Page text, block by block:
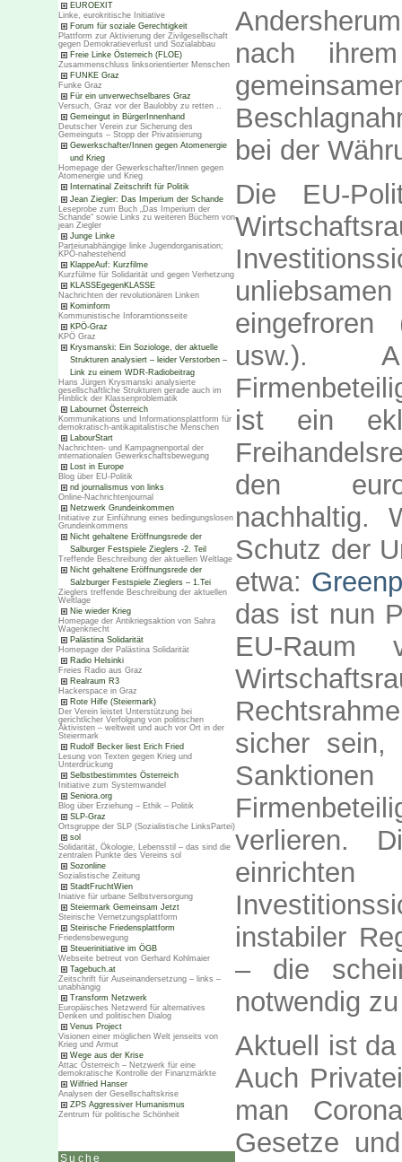
EUROEXIT
Linke, eurokritische Initiative
Forum für soziale Gerechtigkeit
Plattform zur Aktivierung der Zivilgesellschaft
gegen Demokratieverlust und Sozialabbau
Freie Linke Österreich (FLOE)
Zusammenschluss linksorientierter Menschen
FUNKE Graz
Funke Graz
Für ein unverwechselbares Graz
Versuch, Graz vor der Baulobby zu retten ..
Gemeingut in BürgerInnenhand
Deutscher Verein zur Sicherung des
Gemeinguts – Stopp der Privatisierung
Gewerkschafter/Innen gegen Atomenergie
und Krieg
Homepage der Gewerkschafter/Innen gegen
Atomenergie und Krieg
Internatinal Zeitschrift für Politik
Jean Ziegler: Das Imperium der Schande
Leseprobe zum Buch „Das Imperium der
Schande“ sowie Links zu weiteren Büchern von
jean Ziegler
Junge Linke
Parteiunabhängige linke Jugendorganisation;
KPÖ-nahestehend
KlappeAuf: Kurzfilme
Kurzfülme für Solidarität und gegen Verhetzung
KLASSEgegenKLASSE
Nachrichten der revolutionären Linken
Kominform
Kommunistische Inforamtionsseite
KPÖ-Graz
KPÖ Graz
Krysmanski: Ein Soziologe, der aktuelle
Strukturen analysiert – leider Verstorben –
Link zu einem WDR-Radiobeitrag
Hans Jürgen Krysmanski analysierte
gesellschaftliche Strukturen gerade auch im
Hinblick der Klassenproblematik
Labournet Österreich
Kommunikations und Informationsplattform für
demokratisch-antikapitalistische Menschen
LabourStart
Nachrichten- und Kampagnenportal der
internationalen Gewerkschaftsbewegung
Lost in Europe
Blog über EU-Politik
nd journalismus von links
Online-Nachrichtenjournal
Netzwerk Grundeinkommen
Initiative zur Einführung eines bedingungslosen
Grundeinkommens
Nicht gehaltene Eröffnungsrede der
Salburger Festspiele Zieglers -2. Teil
Treffende Beschreibung der aktuellen Weltlage
Nicht gehaltene Eröffnungsrede der
Salzburger Festspiele Zieglers – 1.Tei
Zieglers treffende Beschreibung der aktuellen
Weltlage
Nie wieder Krieg
Homepage der Antikriegsaktion von Sahra
Wagenknecht
Palästina Solidarität
Homepage der Palästina Solidarität
Radio Helsinki
Freies Radio aus Graz
Realraum R3
Hackerspace in Graz
Rote Hilfe (Steiermark)
Der Verein leistet Unterstützung bei
gerichtlicher Verfolgung von politischen
Aktivisten – weltweit und auch vor Ort in der
Steiermark
Rudolf Becker liest Erich Fried
Lesung von Texten gegen Krieg und
Unterdrückung
Selbstbestimmtes Österreich
Initiative zum Systemwandel
Seniora.org
Blog über Erziehung – Ethik – Politik
SLP-Graz
Ortsgruppe der SLP (Sozialistische LinksPartei)
sol
Solidarität, Ökologie, Lebensstil – das sind die
zentralen Punkte des Vereins sol
Sozonline
Sozialistische Zeitung
StadtFruchtWien
Iniative für urbane Selbstversorgung
Steiermark Gemeinsam Jetzt
Steirische Vernetzungsplattform
Steirische Friedensplattform
Friedensbewegung
Steuerinitiative im ÖGB
Webseite betreut von Gerhard Kohlmaier
Tagebuch.at
Zeitschrift für Auseinandersetzung – links –
unabhängig
Transform Netzwerk
Europäisches Netzwerd für alternatives
Denken und politischen Dialog
Venus Project
Visionen einer möglichen Welt jenseits von
Krieg und Armut
Wege aus der Krise
Attac Österreich – Netzwerk für eine
demokratische Kontrolle der Finanzmärkte
Wilfried Hanser
Analysen der Gesellschaftskrise
ZPS Aggressiver Humanismus
Zentrum für politische Schönheit
Suche
nach
bei der
Die EU-
usw.).
ist ein
den
nachhaltig.
Schutz der
etwa:
das ist nun
EU-Raum
sicher sein,
verlieren.
instabiler
– die
notwendig
Aktuell ist da
Auch
man
Gesetze